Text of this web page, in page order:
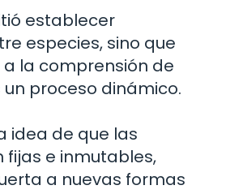
establecer
especies, sino que
la comprensión de
proceso dinámico.
idea de que las
fijas e inmutables,
a nuevas formas